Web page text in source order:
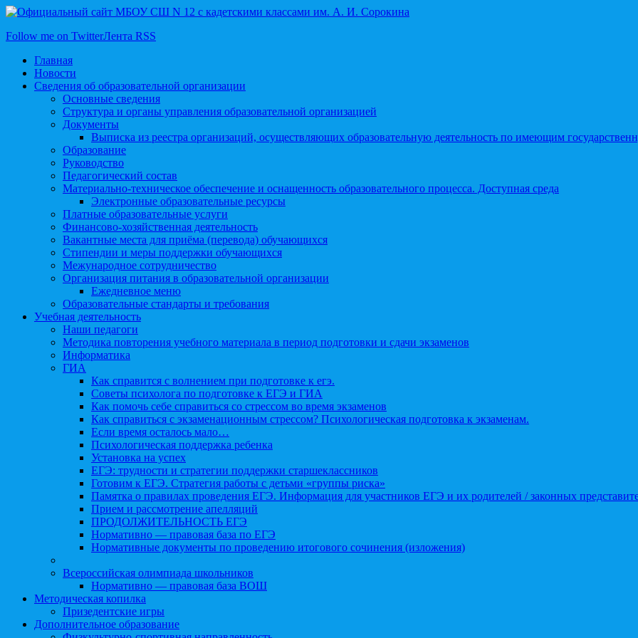
Follow me on TwitterЛента RSS
Главная
Новости
Сведения об образовательной организации
Основные сведения
Структура и органы управления образовательной организацией
Документы
Выписка из реестра организаций, осуществляющих образовательную деятельность по имеющим
Образование
Руководство
Педагогический состав
Материально-техническое обеспечение и оснащенность образовательного процесса. Доступная среда
Электронные образовательные ресурсы
Платные образовательные услуги
Финансово-хозяйственная деятельность
Вакантные места для приёма (перевода) обучающихся
Стипендии и меры поддержки обучающихся
Межународное сотрудничество
Организация питания в образовательной организации
Ежедневное меню
Образовательные стандарты и требования
Учебная деятельность
Наши педагоги
Методика повторения учебного материала в период подготовки и сдачи экзаменов
Информатика
ГИА
Как справится с волнением при подготовке к егэ.
Советы психолога по подготовке к ЕГЭ и ГИА
Как помочь себе справиться со стрессом во время экзаменов
Как справиться с экзаменационным стрессом? Психологическая подготовка к экзаменам.
Если время осталось мало…
Психологическая поддержка ребенка
Установка на успех
ЕГЭ: трудности и стратегии поддержки старшеклассников
Готовим к ЕГЭ. Стратегия работы с детьми «группы риска»
Памятка о правилах проведения ЕГЭ. Информация для участников ЕГЭ и их родителей / законных
Прием и рассмотрение апелляций
ПРОДОЛЖИТЕЛЬНОСТЬ ЕГЭ
Нормативно — правовая база по ЕГЭ
Нормативные документы по проведению итогового сочинения (изложения)
Всероссийская олимпиада школьников
Нормативно — правовая база ВОШ
Методическая копилка
Призедентские игры
Дополнительное образование